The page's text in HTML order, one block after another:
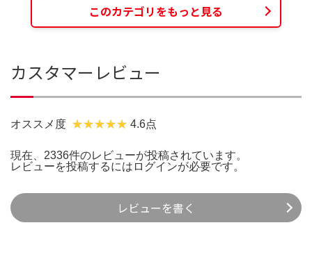
このカテゴリをもっと見る
カスタマーレビュー
オススメ度 4.6点
現在、2336件のレビューが投稿されています。
レビューを投稿するには ログインが必要です。
レビューを書く